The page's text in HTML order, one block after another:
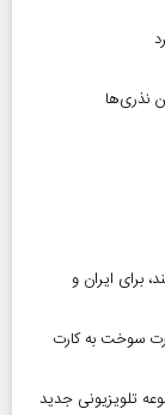
نذری‌ها
برای ایران و
سوخت به کارت
را از دست دادیم/ پخش ۲ مجموعه تلویزیونی جدید